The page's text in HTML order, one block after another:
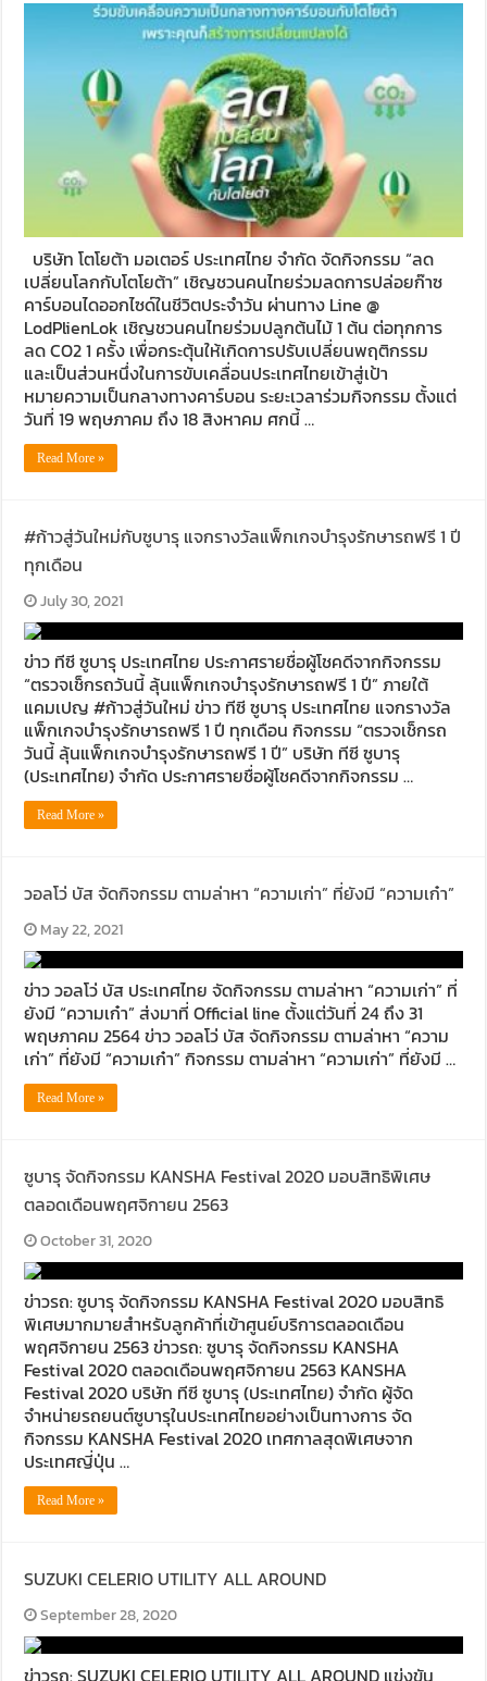
บริษัท โตโยต้า มอเตอร์ ประเทศไทย จำกัด จัดกิจกรรม “ลด
เปลี่ยนโลกกับโตโยต้า” เชิญชวนคนไทยร่วมลดการปล่อยก๊าซ
คาร์บอนไดออกไซด์ในชีวิตประจำวัน ผ่านทาง Line @
LodPlienLok เชิญชวนคนไทยร่วมปลูกต้นไม้ 1 ต้น ต่อทุกการ
ลด CO2 1 ครั้ง เพื่อกระตุ้นให้เกิดการปรับเปลี่ยนพฤติกรรม
และเป็นส่วนหนึ่งในการขับเคลื่อนประเทศไทยเข้าสู่เป้า
หมายความเป็นกลางทางคาร์บอน ระยะเวลาร่วมกิจกรรม ตั้งแต่
วันที่ 19 พฤษภาคม ถึง 18 สิงหาคม ศกนี้ …
Read More »
#ก้าวสู่วันใหม่กับซูบารุ แจกรางวัลแพ็กเกจบำรุงรักษารถฟรี 1 ปี
ทุกเดือน
July 30, 2021
ข่าว ทีซี ซูบารุ ประเทศไทย ประกาศรายชื่อผู้โชคดีจากกิจกรรม
“ตรวจเช็กรถวันนี้ ลุ้นแพ็กเกจบำรุงรักษารถฟรี 1 ปี” ภายใต้
แคมเปญ #ก้าวสู่วันใหม่ ข่าว ทีซี ซูบารุ ประเทศไทย แจกรางวัล
แพ็กเกจบำรุงรักษารถฟรี 1 ปี ทุกเดือน กิจกรรม “ตรวจเช็กรถ
วันนี้ ลุ้นแพ็กเกจบำรุงรักษารถฟรี 1 ปี” บริษัท ทีซี ซูบารุ
(ประเทศไทย) จำกัด ประกาศรายชื่อผู้โชคดีจากกิจกรรม …
Read More »
วอลโว่ บัส จัดกิจกรรม ตามล่าหา “ความเก่า” ที่ยังมี “ความเก๋า”
May 22, 2021
ข่าว วอลโว่ บัส ประเทศไทย จัดกิจกรรม ตามล่าหา “ความเก่า” ที่
ยังมี “ความเก๋า” ส่งมาที่ Official line ตั้งแต่วันที่ 24 ถึง 31
พฤษภาคม 2564 ข่าว วอลโว่ บัส จัดกิจกรรม ตามล่าหา “ความ
เก่า” ที่ยังมี “ความเก๋า” กิจกรรม ตามล่าหา “ความเก่า” ที่ยังมี …
Read More »
ซูบารุ จัดกิจกรรม KANSHA Festival 2020 มอบสิทธิพิเศษ
ตลอดเดือนพฤศจิกายน 2563
October 31, 2020
ข่าวรถ: ซูบารุ จัดกิจกรรม KANSHA Festival 2020 มอบสิทธิ
พิเศษมากมายสำหรับลูกค้าที่เข้าศูนย์บริการตลอดเดือน
พฤศจิกายน 2563 ข่าวรถ: ซูบารุ จัดกิจกรรม KANSHA
Festival 2020 ตลอดเดือนพฤศจิกายน 2563 KANSHA
Festival 2020 บริษัท ทีซี ซูบารุ (ประเทศไทย) จำกัด ผู้จัด
จำหน่ายรถยนต์ซูบารุในประเทศไทยอย่างเป็นทางการ จัด
กิจกรรม KANSHA Festival 2020 เทศกาลสุดพิเศษจาก
ประเทศญี่ปุ่น …
Read More »
SUZUKI CELERIO UTILITY ALL AROUND
September 28, 2020
ข่าวรถ: SUZUKI CELERIO UTILITY ALL AROUND แข่งขัน